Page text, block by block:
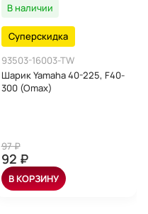
В наличии
Суперскидка
93503-16003-TW
Шарик Yamaha 40-225, F40-
300 (Omax)
97 ₽
92 ₽
В КОРЗИНУ